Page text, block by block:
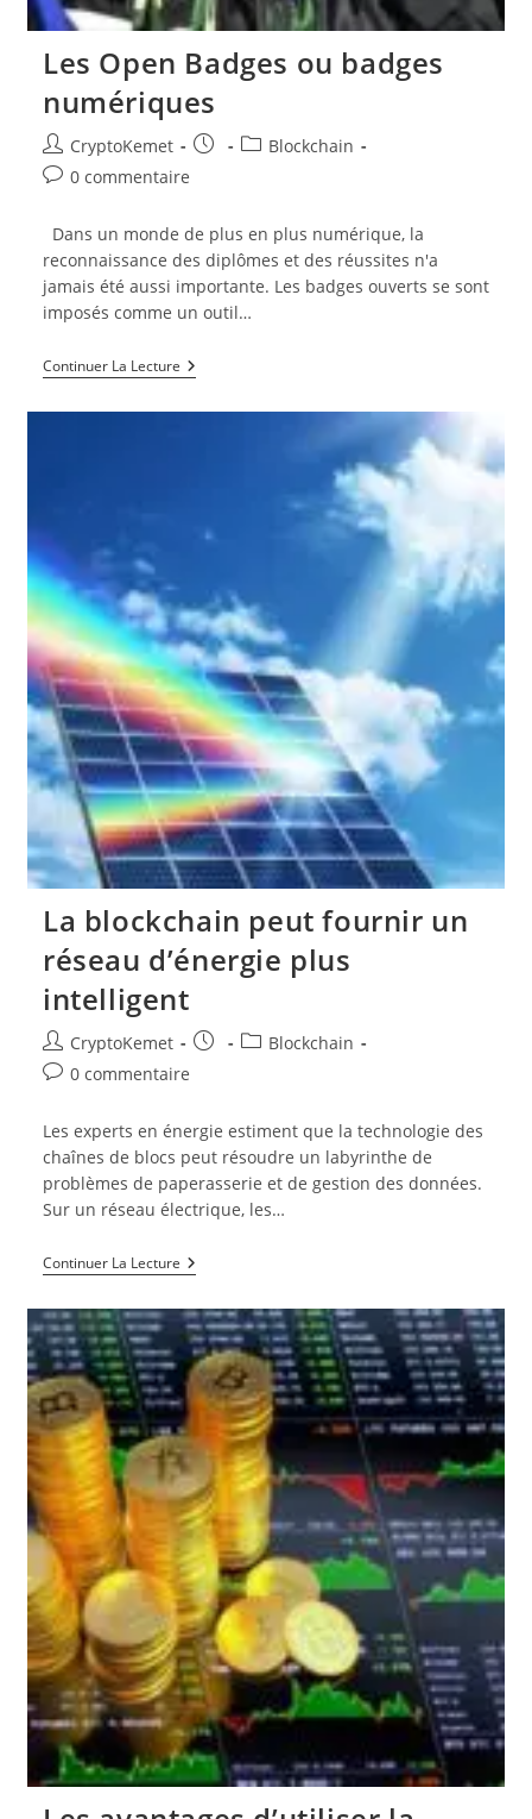
Les Open Badges ou badges
numériques
Auteur/autrice
de
CryptoKemet
Publication
PostBlockchain
Commentaires
la
publication :
0 commentaire
Dans un monde de plus en plus numérique, la
reconnaissance des diplômes et des réussites n'a
jamais été aussi importante. Les badges ouverts se sont
imposés comme un outil…
Continuer La LectureLes
Open
La blockchain peut fournir un
réseau d’énergie plus
intelligent
Auteur/autrice
de
CryptoKemet
Publication
PostBlockchain
Commentaires
la
publication :
0 commentaire
Les experts en énergie estiment que la technologie des
chaînes de blocs peut résoudre un labyrinthe de
problèmes de paperasserie et de gestion des données.
Sur un réseau électrique, les…
Continuer La LectureLa
Blockchain
Fournir
Un
Réseau
D’énergie
Plus
Intelligent